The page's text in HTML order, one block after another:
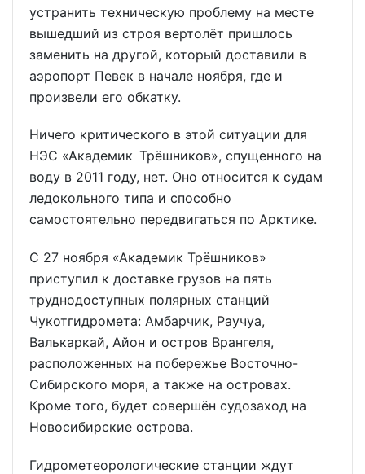
устранить техническую проблему на месте
вышедший из строя вертолёт пришлось
заменить на другой, который доставили в
аэропорт Певек в начале ноября, где и
произвели его обкатку.
Ничего критического в этой ситуации для
НЭС «Академик Трёшников», спущенного на
воду в 2011 году, нет. Оно относится к судам
ледокольного типа и способно
самостоятельно передвигаться по Арктике.
С 27 ноября «Академик Трёшников»
приступил к доставке грузов на пять
труднодоступных полярных станций
Чукотгидромета: Амбарчик, Раучуа,
Валькаркай, Айон и остров Врангеля,
расположенных на побережье Восточно-
Сибирского моря, а также на островах.
Кроме того, будет совершён судозаход на
Новосибирские острова.
Гидрометеорологические станции ждут